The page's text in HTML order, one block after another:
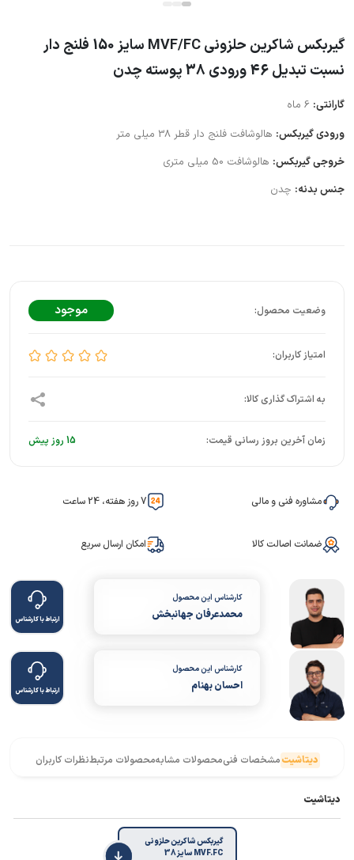
گیربکس شاکرین حلزونی MVF/FC سایز 150 فلنج دار
نسبت تبدیل 46 ورودی 38 پوسته چدن
گارانتی:
ورودی گیربکس: هالوشافت فلنج دار قطر 38 میلی متر
خروجی گیربکس: هالوشافت 50 میلی متری
جنس بدنه: چدن
موجود
زمان آخرین بروز رسانی قیمت: 15 روز پیش
مشاوره فنی و مالی 7 روز هفته، 24 ساعت
ضمانت اصالت کالا امکان ارسال سریع
کارشناس این محصول
محمدعرفان جهانبخش ارتباط با کارشناس
کارشناس این محصول
احسان بهنام ارتباط با کارشناس
دیتاشیتمشخصات فنیمحصولات مشابهمحصولات مرتبطنظرات کاربران
دیتاشیت
گیربکس شاکرین حلزونی
MVF.FC سایز 38